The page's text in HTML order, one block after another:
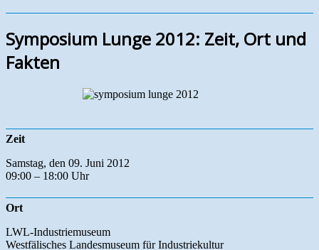
Sym­po­sium Lunge 2012: Zeit, Ort und
Fak­ten
Zeit
Samstag, den 09. Juni 2012
09:00 – 18:00 Uhr
Ort
LWL-Industriemuseum
Westfälisches Landesmuseum für Industriekultur